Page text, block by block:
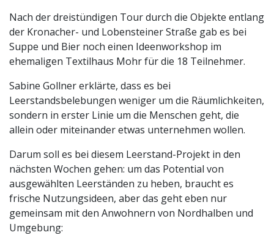
Nach der dreistündigen Tour durch die Objekte entlang
der Kronacher- und Lobensteiner Straße gab es bei
Suppe und Bier noch einen Ideenworkshop im
ehemaligen Textilhaus Mohr für die 18 Teilnehmer.
Sabine Gollner erklärte, dass es bei
Leerstandsbelebungen weniger um die Räumlichkeiten,
sondern in erster Linie um die Menschen geht, die
allein oder miteinander etwas unternehmen wollen.
Darum soll es bei diesem Leerstand-Projekt in den
nächsten Wochen gehen: um das Potential von
ausgewählten Leerständen zu heben, braucht es
frische Nutzungsideen, aber das geht eben nur
gemeinsam mit den Anwohnern von Nordhalben und
Umgebung: